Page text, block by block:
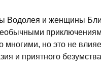
Водолея и женщины
многими, но это не
и приятного